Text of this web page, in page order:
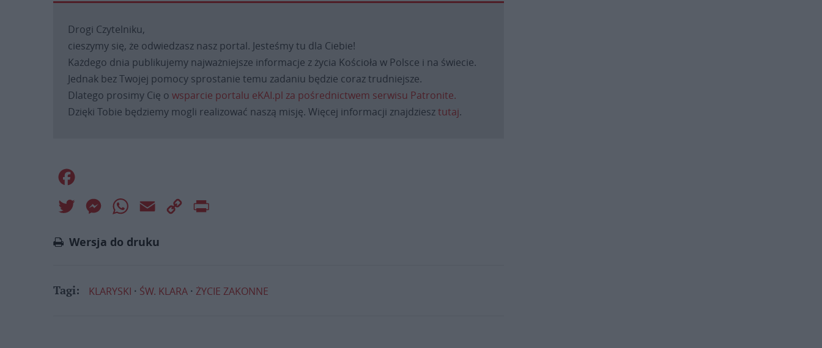
Drogi Czytelniku,
cieszymy się, że odwiedzasz nasz portal. Jesteśmy tu dla Ciebie!
Każdego dnia publikujemy najważniejsze informacje z życia Kościoła w Polsce i na świecie.
Jednak bez Twojej pomocy sprostanie temu zadaniu będzie coraz trudniejsze.
Dlatego prosimy Cię o wsparcie portalu eKAI.pl za pośrednictwem serwisu Patronite.
Dzięki Tobie będziemy mogli realizować naszą misję. Więcej informacji znajdziesztutaj.
Twitter MessengerWhatsApp
Email
Copy
Wersja do druku
Tagi: KLARYSKI ŚW. KLARA ŻYCIE ZAKONNE